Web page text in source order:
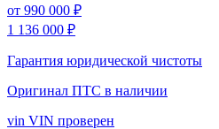
от 990 000 ₽
1 136 000 ₽
Гарантия юридической чистоты
Оригинал ПТС в наличии
vin VIN проверен